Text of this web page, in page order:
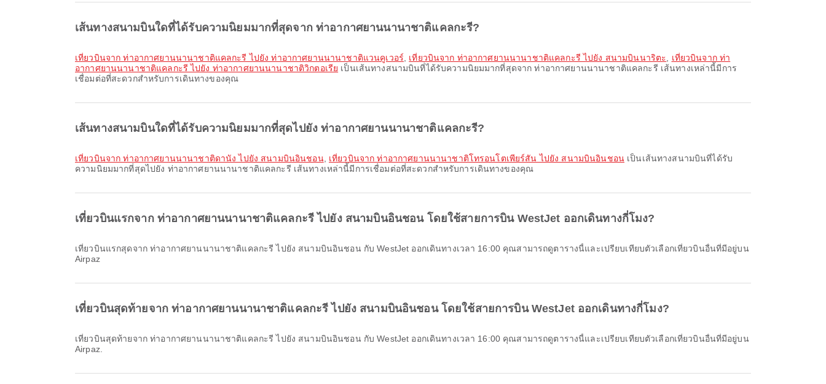
เส้นทางสนามบินใดที่ได้รับความนิยมมากที่สุดจาก ท่าอากาศยานนานาชาติแคลกะรี?
เที่ยวบินจาก ท่าอากาศยานนานาชาติแคลกะรี ไปยัง ท่าอากาศยานนานาชาติแวนคูเวอร์ เที่ยวบินจาก ท่าอากาศยานนานาชาติแคลกะรี ไปยัง สนามบินนาริตะ
เที่ยวบินจาก ท่า
อากาศยานนานาชาติแคลกะรี ไปยัง ท่าอากาศยานนานาชาติวิกตอเรีย เป็นเส้นทางสนามบินที่ได้รับความนิยมมากที่สุดจาก ท่าอากาศยานนานาชาติแคลกะรี เส้นทางเหล่านี้มีการ
เชื่อมต่อที่สะดวกสำหรับการเดินทางของคุณ
เส้นทางสนามบินใดที่ได้รับความนิยมมากที่สุดไปยัง ท่าอากาศยานนานาชาติแคลกะรี?
เที่ยวบินจาก ท่าอากาศยานนานาชาติดานัง ไปยัง สนามบินอินชอน, เที่ยวบินจาก ท่าอากาศยานนานาชาติโทรอนโตเพียร์สัน ไปยัง สนามบินอินชอน เป็นเส้นทางสนามบินที่ได้รับ
ความนิยมมากที่สุดไปยัง ท่าอากาศยานนานาชาติแคลกะรี เส้นทางเหล่านี้มีการเชื่อมต่อที่สะดวกสำหรับการเดินทางของคุณ
เที่ยวบินแรกจาก ท่าอากาศยานนานาชาติแคลกะรี ไปยัง สนามบินอินชอน โดยใช้สายการบิน WestJet ออกเดินทางกี่โมง?
เที่ยวบินแรกสุดจาก ท่าอากาศยานนานาชาติแคลกะรี ไปยัง สนามบินอินชอน กับ WestJet ออกเดินทางเวลา 16:00 คุณสามารถดูตารางนี้และเปรียบเทียบตัวเลือกเที่ยวบินอื่นที่มีอยู่บน
Airpaz
เที่ยวบินสุดท้ายจาก ท่าอากาศยานนานาชาติแคลกะรี ไปยัง สนามบินอินชอน โดยใช้สายการบิน WestJet ออกเดินทางกี่โมง?
เที่ยวบินสุดท้ายจาก ท่าอากาศยานนานาชาติแคลกะรี ไปยัง สนามบินอินชอน กับ WestJet ออกเดินทางเวลา 16:00 คุณสามารถดูตารางนี้และเปรียบเทียบตัวเลือกเที่ยวบินอื่นที่มีอยู่บน
Airpaz.